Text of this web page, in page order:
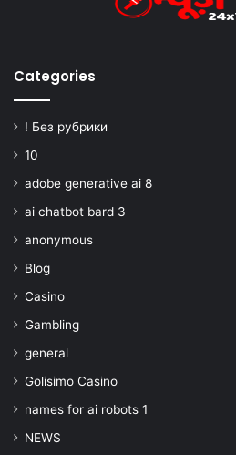
Categories
! Без рубрики
10
adobe generative ai 8
ai chatbot bard 3
anonymous
Blog
Casino
Gambling
general
Golisimo Casino
names for ai robots 1
NEWS